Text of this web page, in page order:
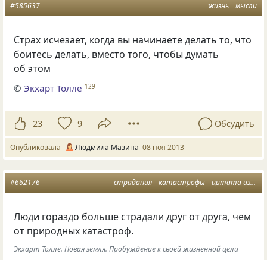
жизнь мысли
#585637
Страх исчезает, когда вы начинаете делать то, что
боитесь делать, вместо того, чтобы думать
об этом
©Экхарт Толле 129
23 9 Обсудить
Опубликовала Людмила Мазина 08 ноя 2013
страдания катастрофы цитата из книги
#662176
Люди гораздо больше страдали друг от друга, чем
от природных катастроф.
Экхарт Толле. Новая земля. Пробуждение к своей жизненной цели